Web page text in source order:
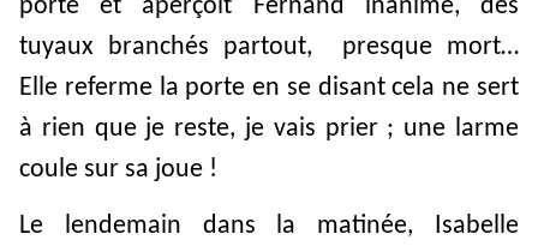
porte et aperçoit Fernand inanimé, des
tuyaux branchés partout, presque mort…
Elle referme la porte en se disant cela ne sert
à rien que je reste, je vais prier ; une larme
coule sur sa joue !
Le lendemain dans la matinée, Isabelle